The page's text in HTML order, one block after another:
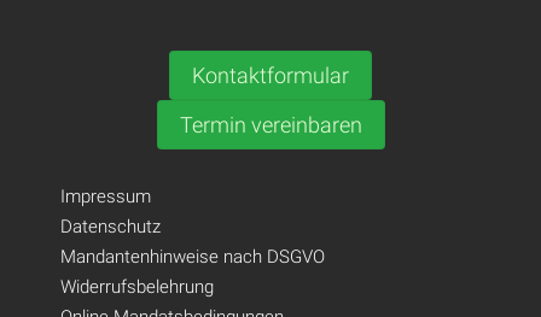
Kontaktformular
Termin vereinbaren
Impressum
Datenschutz
Mandantenhinweise nach DSGVO
Widerrufsbelehrung